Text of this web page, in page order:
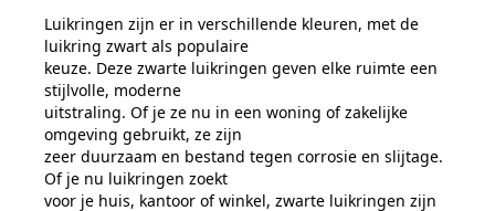
Luikringen zijn er in verschillende kleuren, met de
luikring zwart als populaire
keuze. Deze zwarte luikringen geven elke ruimte een
stijlvolle, moderne
uitstraling. Of je ze nu in een woning of zakelijke
omgeving gebruikt, ze zijn
zeer duurzaam en bestand tegen corrosie en slijtage.
Of je nu luikringen zoekt
voor je huis, kantoor of winkel, zwarte luikringen zijn